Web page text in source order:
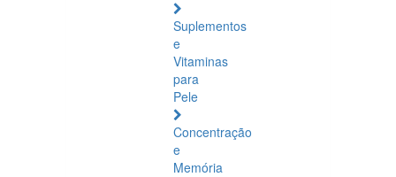
Suplementos
e
Vitaminas
para
Pele
Concentração
e
Memória